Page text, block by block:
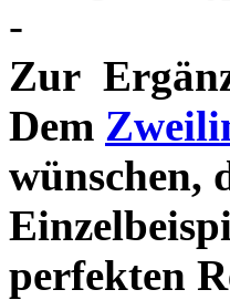
-
Zur
Dem
wünschen,